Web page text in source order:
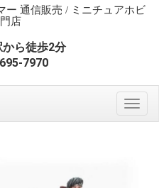
ー 通信販売 / ミニチュアホビ
店
ら徒歩2分
7970